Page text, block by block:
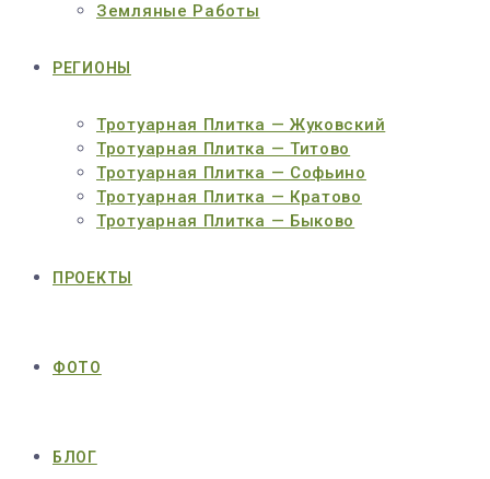
Земляные Работы
РЕГИОНЫ
Тротуарная Плитка — Жуковский
Тротуарная Плитка — Титово
Тротуарная Плитка — Софьино
Тротуарная Плитка — Кратово
Тротуарная Плитка — Быково
ПРОЕКТЫ
ФОТО
БЛОГ